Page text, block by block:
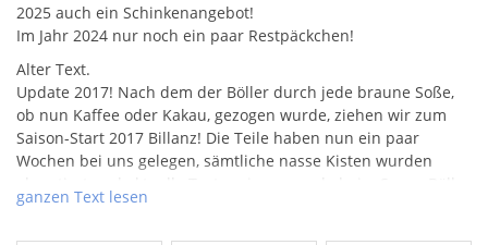
2025 auch ein Schinkenangebot!
Im Jahr 2024 nur noch ein paar Restpäckchen!
Alter Text.
Update 2017! Nach dem der Böller durch jede braune Soße,
ob nun Kaffee oder Kakau, gezogen wurde, ziehen wir zum
Saison-Start 2017 Billanz! Die Teile haben nun ein paar
Wochen bei uns gelegen, sämtliche nasse Kisten wurden
II, dass man hier echt viel Spaß haben kann! Hätte dieser
ganzen Text lesen